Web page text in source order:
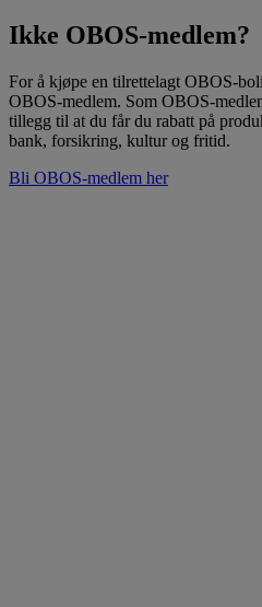
Ikke OBOS-medlem?
For å kjøpe en tilrettelagt OBOS-
OBOS-medlem. Som OBOS-
tillegg til at du får du rabatt på
bank, forsikring, kultur og fritid.
Bli OBOS-medlem her